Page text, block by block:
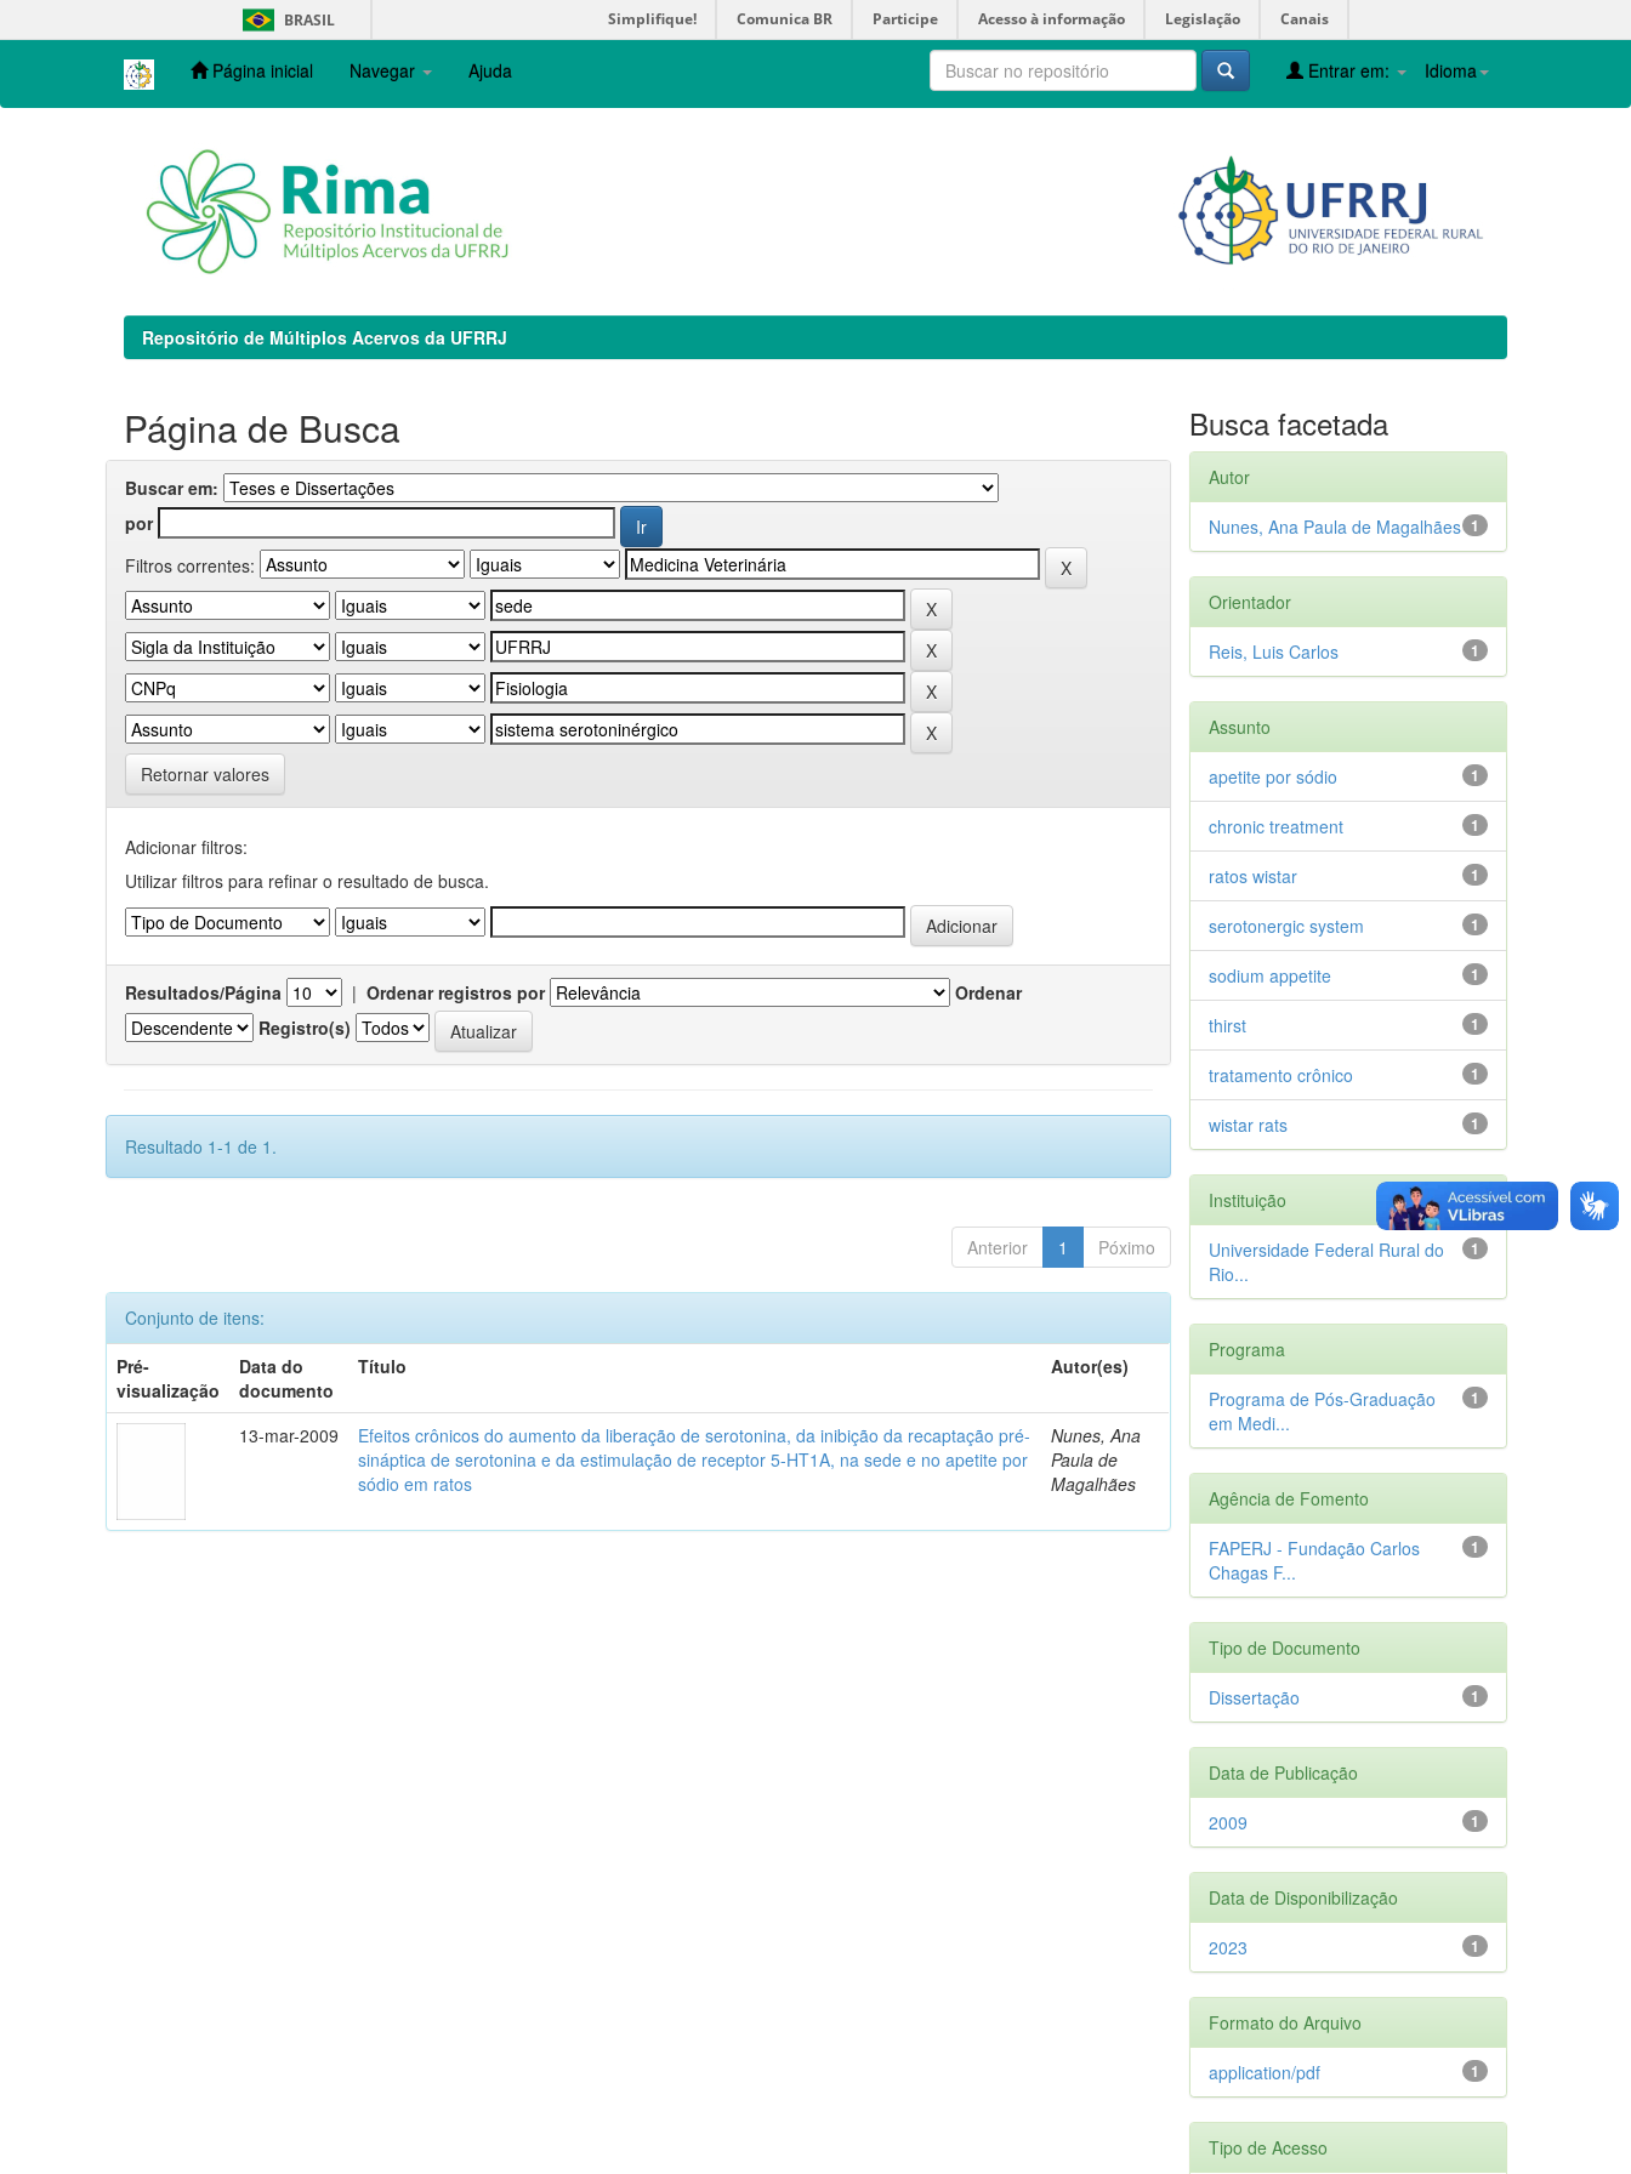
navigation
BRASIL Simplifique! Comunica BR Participe Acesso à informação Legislação Canais
Página inicial Navegar Ajuda Idioma
Entrar em:
Repositório de Múltiplos Acervos da UFRRJ
Página de Busca
Buscar em:
por
Filtros correntes:
Retornar valores
Adicionar filtros:
Utilizar filtros para refinar o resultado de busca.
Resultados/Página | Ordenar registros por
Ordenar
Registro(s)
Resultado 1-1 de 1.
Anterior 1 Póximo
Conjunto de itens:
Pré-
visualização
Data do
documento
Título Autor(es)
13-mar-2009
Efeitos crônicos do aumento da liberação de serotonina, da inibição da recaptação pré-
sináptica de serotonina e da estimulação de receptor 5-HT1A, na sede e no apetite por
sódio em ratos
Nunes, Ana
Paula de
Magalhães
Busca facetada
Autor
1
Nunes, Ana Paula de Magalhães
Orientador
1
Reis, Luis Carlos
Assunto
1
apetite por sódio
1
chronic treatment
1
ratos wistar
1
serotonergic system
1
sodium appetite
1
thirst
1
tratamento crônico
1
wistar rats
Instituição
1
Universidade Federal Rural do
Rio...
Programa
1
Programa de Pós-Graduação
em Medi...
Agência de Fomento
1
FAPERJ - Fundação Carlos
Chagas F...
Tipo de Documento
1
Dissertação
Data de Publicação
1
2009
Data de Disponibilização
1
2023
Formato do Arquivo
1
application/pdf
Tipo de Acesso